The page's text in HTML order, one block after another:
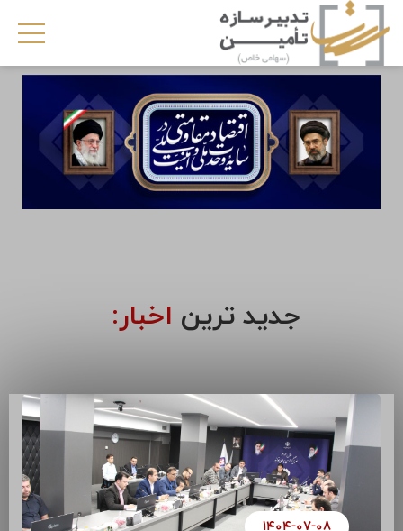
جدید ترین اخبار:
۱۴۰۴-۰۷-۰۸